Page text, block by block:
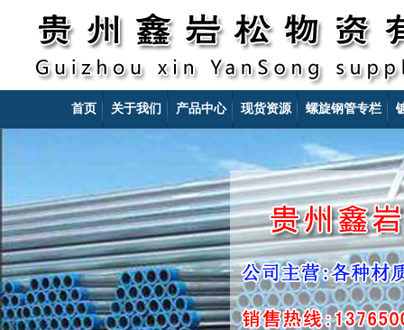
首页 关于我们 产品中心 现货资源 螺旋钢管专栏